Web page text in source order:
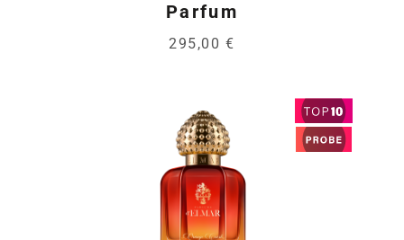
Parfum
295,00 €